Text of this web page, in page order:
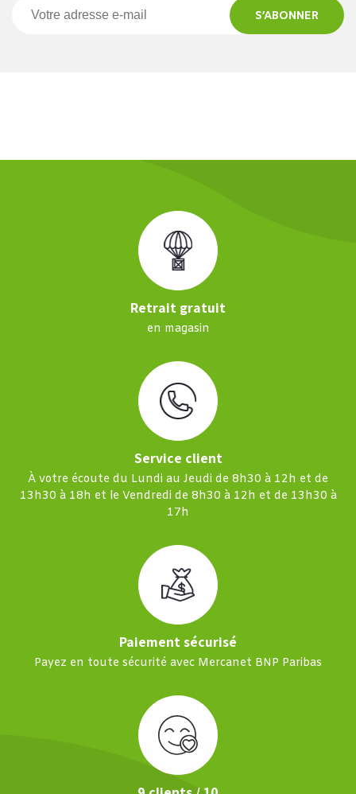
S’ABONNER
Retrait gratuit
en magasin
Service client
À votre écoute du Lundi au Jeudi de 8h30 à 12h et de
13h30 à 18h et le Vendredi de 8h30 à 12h et de 13h30 à
17h
Paiement sécurisé
Payez en toute sécurité avec Mercanet BNP Paribas